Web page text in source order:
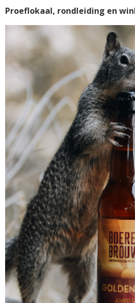
Proeflokaal, rondleiding en